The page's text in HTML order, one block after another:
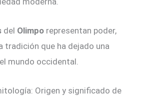
del Olimpo representan poder,
tradición que ha dejado una
mundo occidental.
Origen y significado de